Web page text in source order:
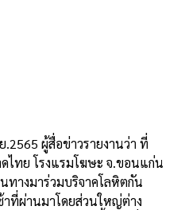
.2565 ผู้สื่อข่าวรายงานว่า ที่
ไทย โรงแรมโฆษะ จ.ขอนแก่น
ทางมาร่วมบริจาคโลหิตกัน
าที่ผ่านมาโดยส่วนใหญ่ต่าง